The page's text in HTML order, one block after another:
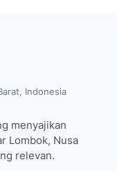
Indonesia
menyajikan
Lombok, Nusa
relevan.